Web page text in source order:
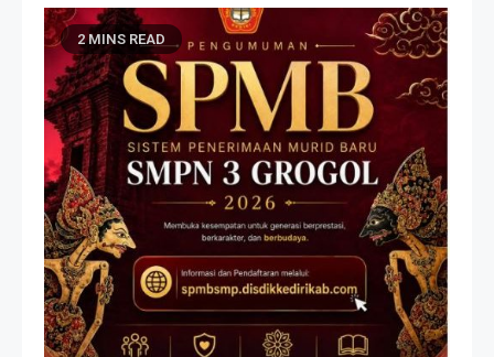
2 MINS READ